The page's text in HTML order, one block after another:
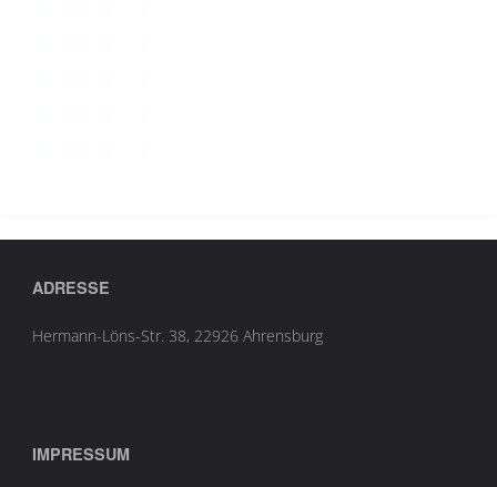
ADRESSE
Hermann-Löns-Str. 38, 22926 Ahrensburg
IMPRESSUM